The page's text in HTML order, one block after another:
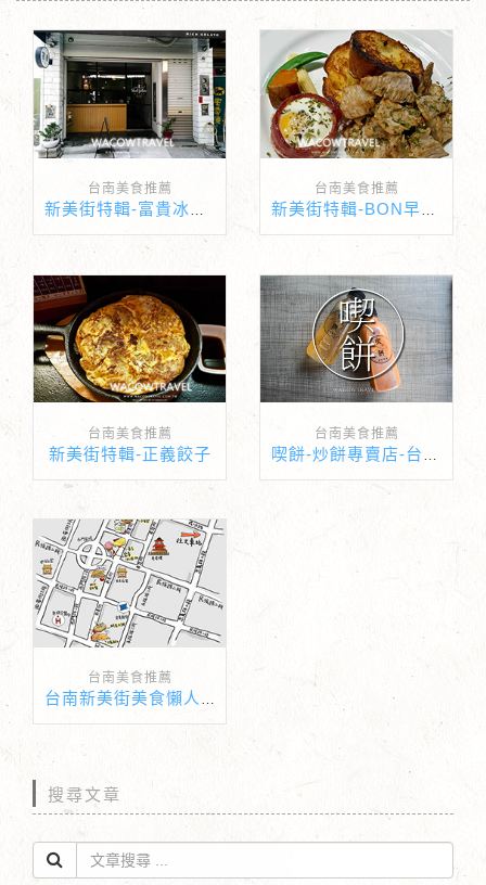
台南美食推薦
新美街特輯-富貴冰淇淋專賣店
台南美食推薦
新美街特輯-BON早午餐
台南美食推薦
新美街特輯-正義餃子
台南美食推薦
台南美食推薦
台南新美街美食懶人包
搜尋文章